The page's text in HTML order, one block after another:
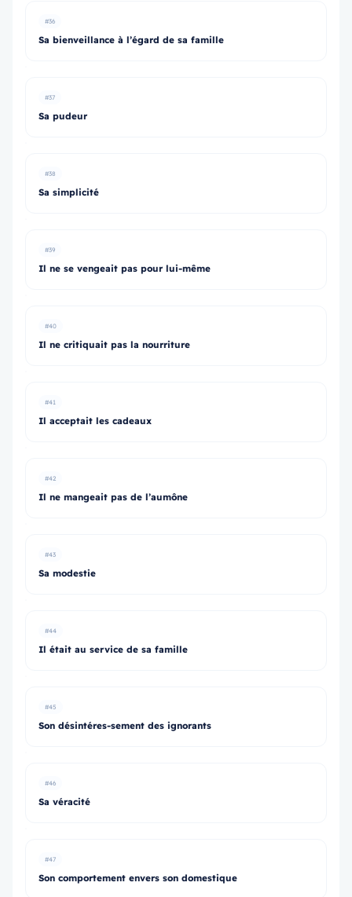
#36
Sa bienveillance à l’égard de sa famille
#37
Sa pudeur
#38
Sa simplicité
#39
Il ne se vengeait pas pour lui-même
#40
Il ne critiquait pas la nourriture
#41
Il acceptait les cadeaux
#42
Il ne mangeait pas de l’aumône
#43
Sa modestie
#44
Il était au service de sa famille
#45
Son désintéres-sement des ignorants
#46
Sa véracité
#47
Son comportement envers son domestique